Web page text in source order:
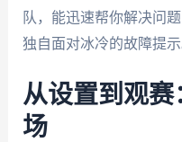
队，能迅速帮你解决问
独自面对冰冷的故障提示
从设置到观
场